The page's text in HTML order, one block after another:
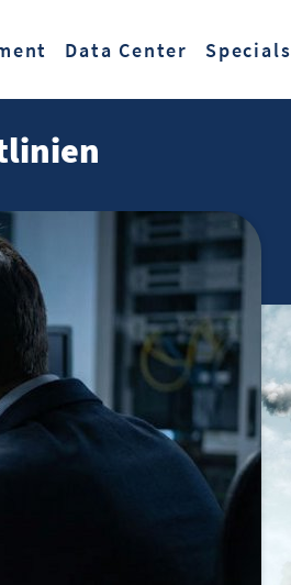
Data Center Specials